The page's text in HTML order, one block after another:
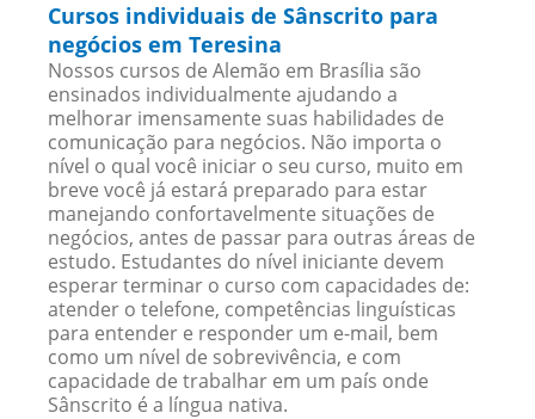
Cursos individuais de Sânscrito para
negócios em Teresina
Nossos cursos de Alemão em Brasília são
ensinados individualmente ajudando a
melhorar imensamente suas habilidades de
comunicação para negócios. Não importa o
nível o qual você iniciar o seu curso, muito em
breve você já estará preparado para estar
manejando confortavelmente situações de
negócios, antes de passar para outras áreas de
estudo. Estudantes do nível iniciante devem
esperar terminar o curso com capacidades de:
atender o telefone, competências linguísticas
para entender e responder um e-mail, bem
como um nível de sobrevivência, e com
capacidade de trabalhar em um país onde
Sânscrito é a língua nativa.